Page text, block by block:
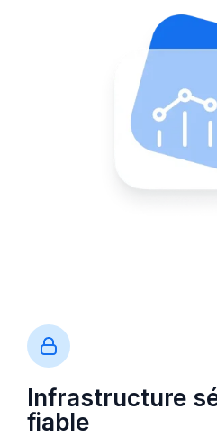
Infrastructure
fiable